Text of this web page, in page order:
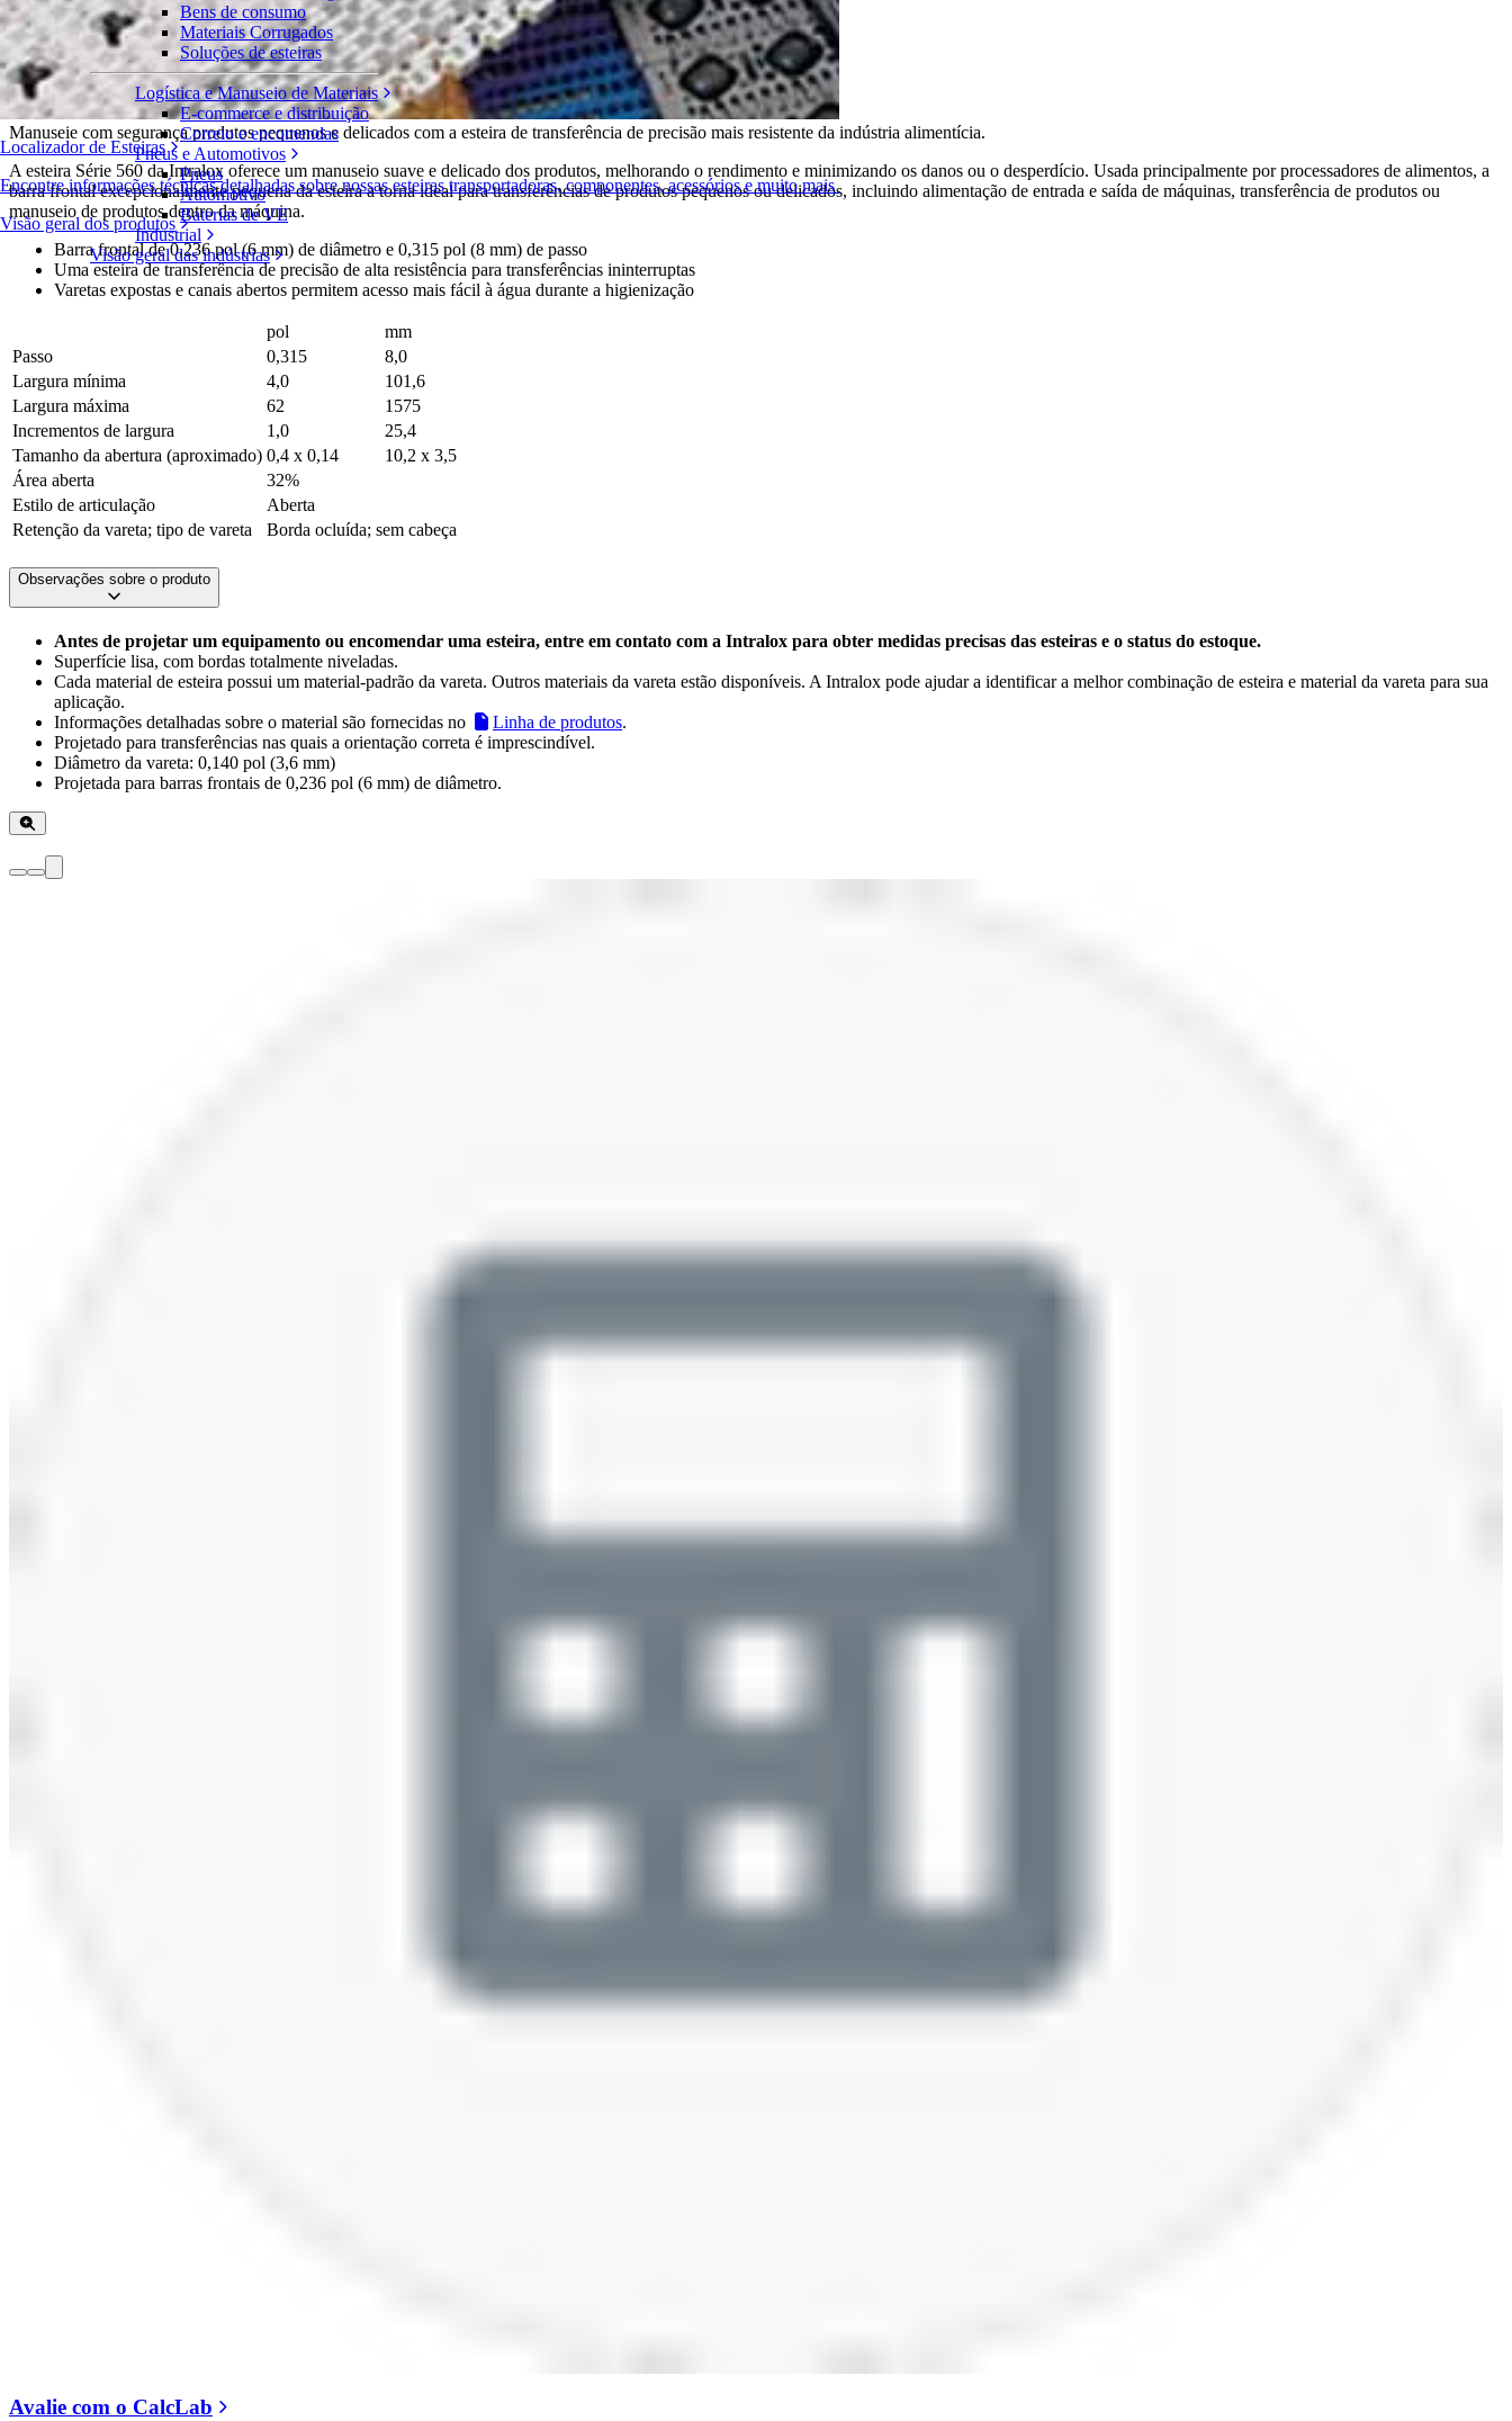
Localizador de Esteiras
Encontre informações técnicas detalhadas sobre nossas esteiras transportadoras, componentes, acessórios e muito mais
Visão geral dos produtos
Bens de consumo
Materiais Corrugados
Soluções de esteiras
Logística e Manuseio de Materiais
E-commerce e distribuição
Correio e encomendas
Pneus e Automotivos
Pneus
Automotivo
Baterias de VE
Industrial
Visão geral das indústrias
Flush Grid
Série 560
Compartilhar Solicite um orçamento
Manuseie com segurança produtos pequenos e delicados com a esteira de transferência de precisão mais resistente da indústria alimentícia.
A esteira Série 560 da Intralox oferece um manuseio suave e delicado dos produtos, melhorando o rendimento e minimizando os danos ou o desperdício. Usada principalmente por processadores de alimentos, a
barra frontal excepcionalmente pequena da esteira a torna ideal para transferências de produtos pequenos ou delicados, incluindo alimentação de entrada e saída de máquinas, transferência de produtos ou
manuseio de produtos dentro da máquina.
Barra frontal de 0,236 pol (6 mm) de diâmetro e 0,315 pol (8 mm) de passo
Uma esteira de transferência de precisão de alta resistência para transferências ininterruptas
Varetas expostas e canais abertos permitem acesso mais fácil à água durante a higienização
pol
mm
Passo
0,315
8,0
Largura mínima
4,0
101,6
Largura máxima
62
1575
Incrementos de largura
1,0
25,4
Tamanho da abertura (aproximado) 0,4 x 0,14
10,2 x 3,5
Área aberta
32%
Estilo de articulação
Aberta
Retenção da vareta; tipo de vareta
Borda ocluída; sem cabeça
Observações sobre o produto
Antes de projetar um equipamento ou encomendar uma esteira, entre em contato com a Intralox para obter medidas precisas das esteiras e o status do estoque.
Superfície lisa, com bordas totalmente niveladas.
Cada material de esteira possui um material-padrão da vareta. Outros materiais da vareta estão disponíveis. A Intralox pode ajudar a identificar a melhor combinação de esteira e material da vareta para sua
aplicação.
Informações detalhadas sobre o material são fornecidas no
Linha de produtos.
Projetado para transferências nas quais a orientação correta é imprescindível.
Diâmetro da vareta: 0,140 pol (3,6 mm)
Projetada para barras frontais de 0,236 pol (6 mm) de diâmetro.
Avalie com o CalcLab